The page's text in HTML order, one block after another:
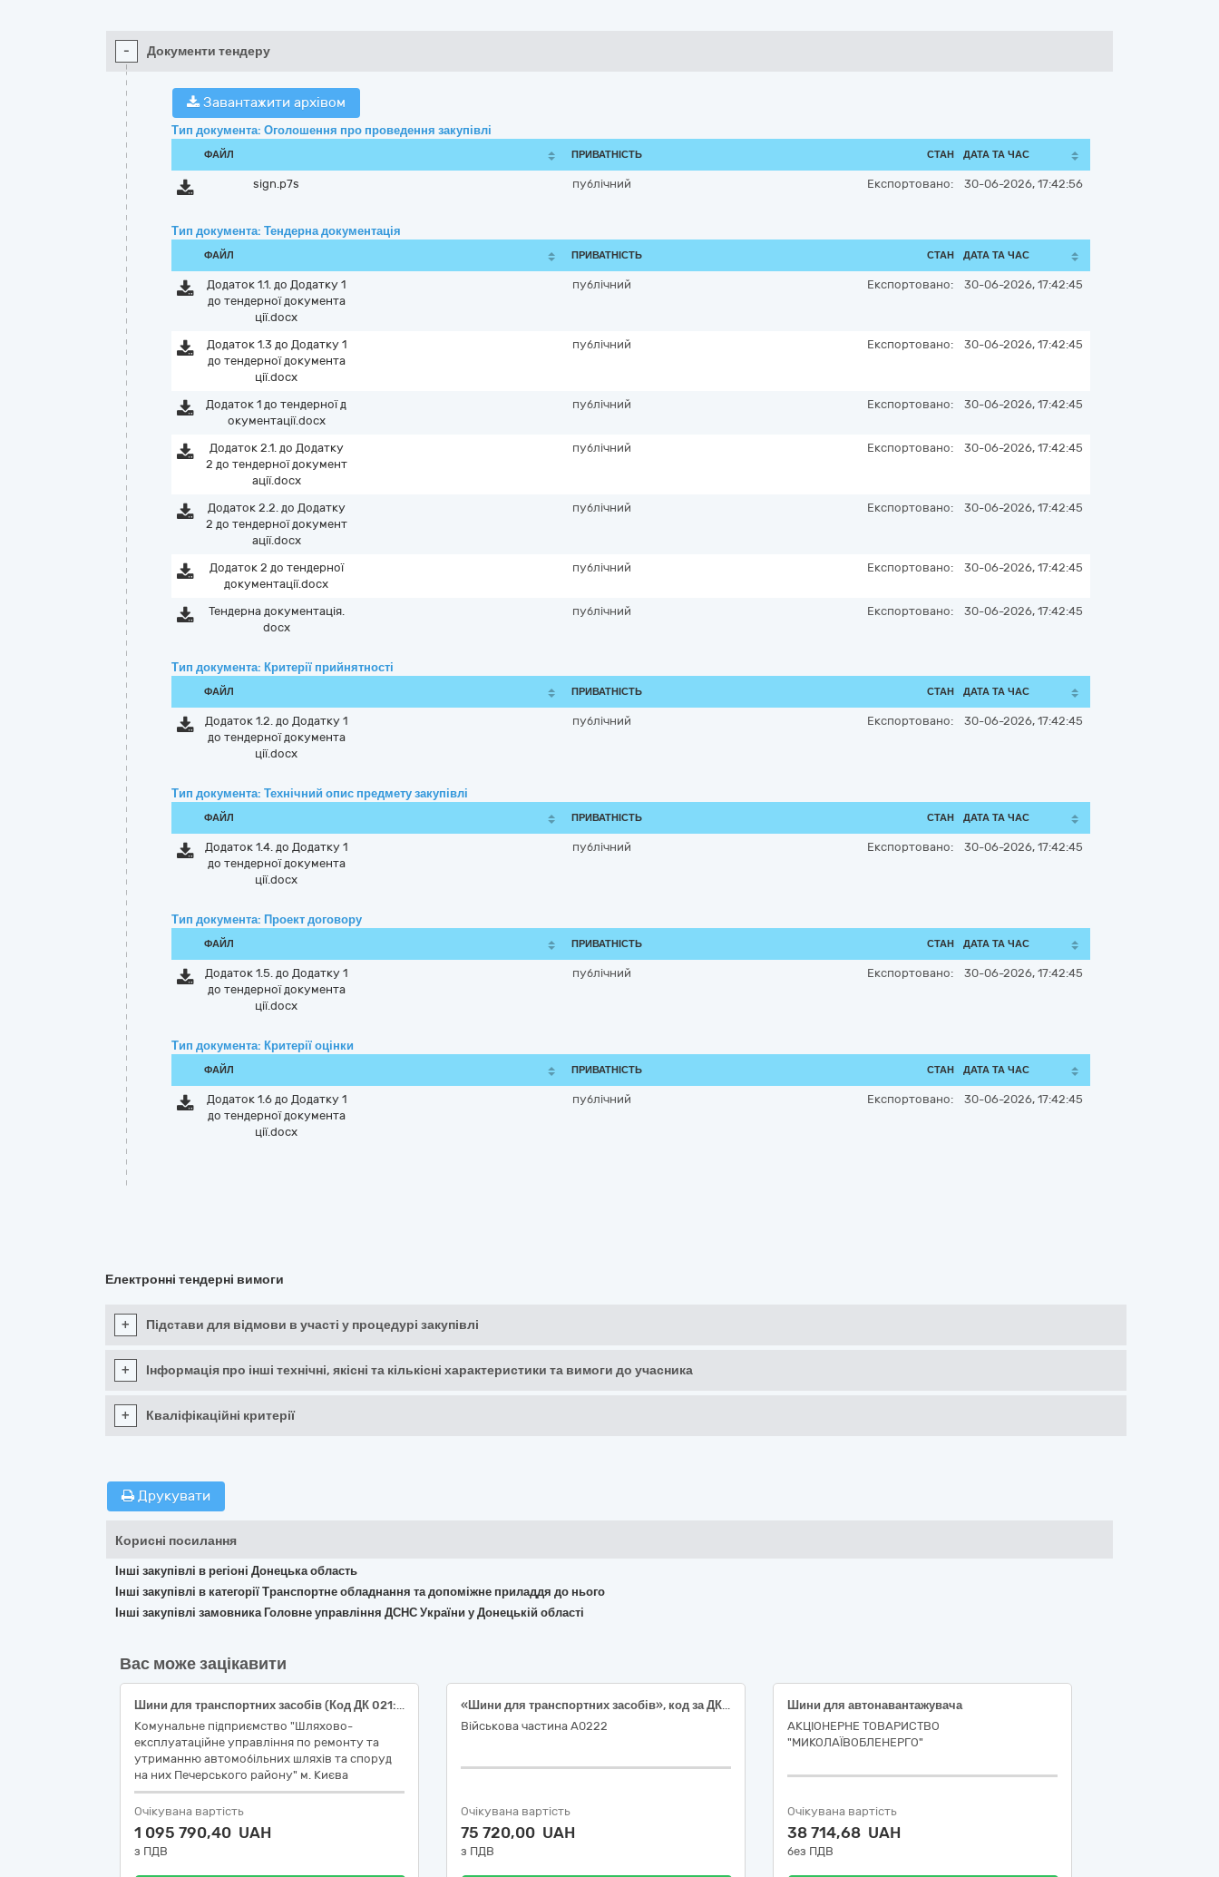
- Документи тендеру
Завантажити архівом
Тип документа: Оголошення про проведення закупівлі
ФАЙЛ ПРИВАТНІСТЬ СТАН ДАТА ТА ЧАС
sign.p7s публічний Експортовано: 30-06-2026, 17:42:56
Тип документа: Тендерна документація
ФАЙЛ ПРИВАТНІСТЬ СТАН ДАТА ТА ЧАС
Додаток 1.1. до Додатку 1
до тендерної документа
ції.docx
публічний Експортовано: 30-06-2026, 17:42:45
Додаток 1.3 до Додатку 1
до тендерної документа
ції.docx
публічний Експортовано: 30-06-2026, 17:42:45
Додаток 1 до тендерної д
окументації.docx
публічний Експортовано: 30-06-2026, 17:42:45
Додаток 2.1. до Додатку
2 до тендерної документ
ації.docx
публічний Експортовано: 30-06-2026, 17:42:45
Додаток 2.2. до Додатку
2 до тендерної документ
ації.docx
публічний Експортовано: 30-06-2026, 17:42:45
Додаток 2 до тендерної
документації.docx
публічний Експортовано: 30-06-2026, 17:42:45
Тендерна документація.
docx
публічний Експортовано: 30-06-2026, 17:42:45
Тип документа: Критерії прийнятності
ФАЙЛ ПРИВАТНІСТЬ СТАН ДАТА ТА ЧАС
Додаток 1.2. до Додатку 1
до тендерної документа
ції.docx
публічний Експортовано: 30-06-2026, 17:42:45
Тип документа: Технічний опис предмету закупівлі
ФАЙЛ ПРИВАТНІСТЬ СТАН ДАТА ТА ЧАС
Додаток 1.4. до Додатку 1
до тендерної документа
ції.docx
публічний Експортовано: 30-06-2026, 17:42:45
Тип документа: Проект договору
ФАЙЛ ПРИВАТНІСТЬ СТАН ДАТА ТА ЧАС
Додаток 1.5. до Додатку 1
до тендерної документа
ції.docx
публічний Експортовано: 30-06-2026, 17:42:45
Тип документа: Критерії оцінки
ФАЙЛ ПРИВАТНІСТЬ СТАН ДАТА ТА ЧАС
Додаток 1.6 до Додатку 1
до тендерної документа
ції.docx
публічний Експортовано: 30-06-2026, 17:42:45
Електронні тендерні вимоги
+ Підстави для відмови в участі у процедурі закупівлі
+ Інформація про інші технічні, якісні та кількісні характеристики та вимоги до учасника
+ Кваліфікаційні критерії
Друкувати
Корисні посилання
Інші закупівлі в регіоні Донецька область
Інші закупівлі в категорії Транспортне обладнання та допоміжне приладдя до нього
Інші закупівлі замовника Головне управління ДСНС України у Донецькій області
Вас може зацікавити
Шини для транспортних засобів (Код ДК 021:2015 - 34350000-5 Шини для транспортних засобів великої та малої тоннажності)
Комунальне підприємство "Шляхово-
експлуатаційне управління по ремонту та
утриманню автомобільних шляхів та споруд
на них Печерського району" м. Києва
Очікувана вартість
1 095 790,40 UAH
з ПДВ
«Шини для транспортних засобів», код за ДК 021:2015 34350000-5 – «Шини для транспортних засобів великої та малої тоннажності»
Військова частина А0222
Очікувана вартість
75 720,00 UAH
з ПДВ
Шини для автонавантажувача
АКЦІОНЕРНЕ ТОВАРИСТВО
"МИКОЛАЇВОБЛЕНЕРГО"
Очікувана вартість
38 714,68 UAH
без ПДВ